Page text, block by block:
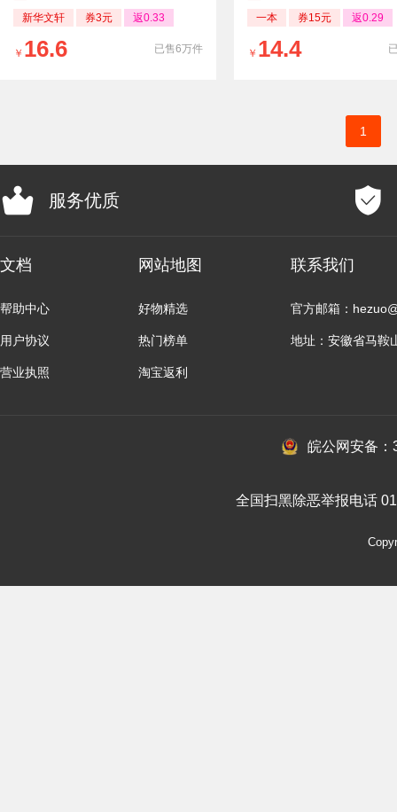
新华文轩 券3元 返0.33
已售6万件
￥ 16.6
一本 券15元 返0.29
￥ 14.4
1
服务优质
文档
帮助中心
用户协议
营业执照
网站地图
好物精选
热门榜单
淘宝返利
联系我们
官方邮箱：
地址：安徽省马鞍
皖公网安备
全国扫黑除恶举报电话